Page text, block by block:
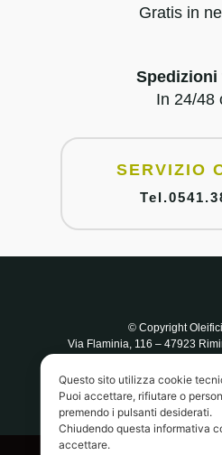
Gratis in
Spedizioni
In 24/48
SERVIZIO
© Copyright
Via Flaminia, 116 – 47923
Questo sito utilizza cookie
Puoi accettare, rifiutare o
premendo i pulsanti desiderati.
Chiudendo questa informativa
accettare.